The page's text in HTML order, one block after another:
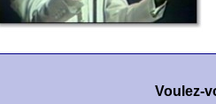
Voulez-